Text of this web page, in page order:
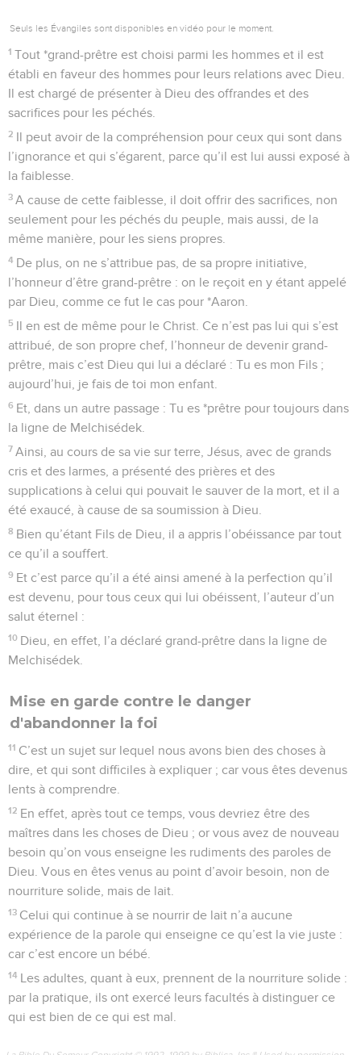
Seuls les Évangiles sont disponibles en vidéo pour le moment.
1 Tout *grand-prêtre est choisi parmi les hommes et il est
établi en faveur des hommes pour leurs relations avec Dieu.
Il est chargé de présenter à Dieu des offrandes et des
sacrifices pour les péchés.
2 Il peut avoir de la compréhension pour ceux qui sont dans
l’ignorance et qui s’égarent, parce qu’il est lui aussi exposé à
la faiblesse.
3 A cause de cette faiblesse, il doit offrir des sacrifices, non
seulement pour les péchés du peuple, mais aussi, de la
même manière, pour les siens propres.
4 De plus, on ne s’attribue pas, de sa propre initiative,
l’honneur d’être grand-prêtre : on le reçoit en y étant appelé
par Dieu, comme ce fut le cas pour *Aaron.
5 Il en est de même pour le Christ. Ce n’est pas lui qui s’est
attribué, de son propre chef, l’honneur de devenir grand-
prêtre, mais c’est Dieu qui lui a déclaré : Tu es mon Fils ;
aujourd’hui, je fais de toi mon enfant.
6 Et, dans un autre passage : Tu es *prêtre pour toujours dans
la ligne de Melchisédek.
7 Ainsi, au cours de sa vie sur terre, Jésus, avec de grands
cris et des larmes, a présenté des prières et des
supplications à celui qui pouvait le sauver de la mort, et il a
été exaucé, à cause de sa soumission à Dieu.
8 Bien qu’étant Fils de Dieu, il a appris l’obéissance par tout
ce qu’il a souffert.
9 Et c’est parce qu’il a été ainsi amené à la perfection qu’il
est devenu, pour tous ceux qui lui obéissent, l’auteur d’un
salut éternel :
10 Dieu, en effet, l’a déclaré grand-prêtre dans la ligne de
Melchisédek.
Mise en garde contre le danger
d'abandonner la foi
11 C’est un sujet sur lequel nous avons bien des choses à
dire, et qui sont difficiles à expliquer ; car vous êtes devenus
lents à comprendre.
12 En effet, après tout ce temps, vous devriez être des
maîtres dans les choses de Dieu ; or vous avez de nouveau
besoin qu’on vous enseigne les rudiments des paroles de
Dieu. Vous en êtes venus au point d’avoir besoin, non de
nourriture solide, mais de lait.
13 Celui qui continue à se nourrir de lait n’a aucune
expérience de la parole qui enseigne ce qu’est la vie juste :
car c’est encore un bébé.
14 Les adultes, quant à eux, prennent de la nourriture solide :
par la pratique, ils ont exercé leurs facultés à distinguer ce
qui est bien de ce qui est mal.